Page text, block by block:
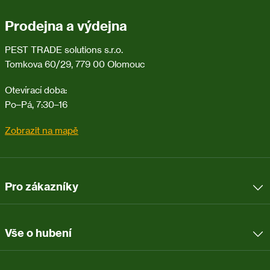
Protokol TÜV Deramax Ultima (158.4 kB)
Prodejna a výdejna
PEST TRADE solutions s.r.o.
Tomkova 60/29, 779 00 Olomouc
Otevírací doba:
Po–Pá, 7:30–16
Zobrazit na mapě
Pro zákazníky
Vše o hubení